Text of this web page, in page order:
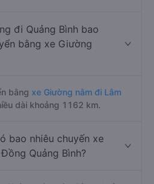
đi Quảng Bình bao
bằng xe Giường
bằng xe Giường nằm đi Lâm
dài khoảng 1162 km.
bao nhiêu chuyến xe
Quảng Bình?